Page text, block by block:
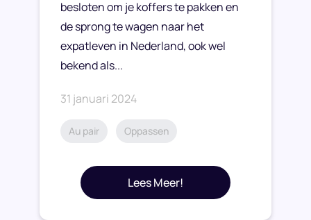
besloten om je koffers te pakken en
de sprong te wagen naar het
expatleven in Nederland, ook wel
bekend als...
31 januari 2024
Au pair Oppassen
Lees Meer!